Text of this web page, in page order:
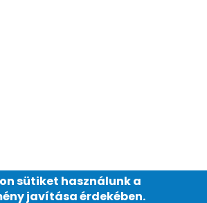
sütiket használunk a
javítása érdekében.